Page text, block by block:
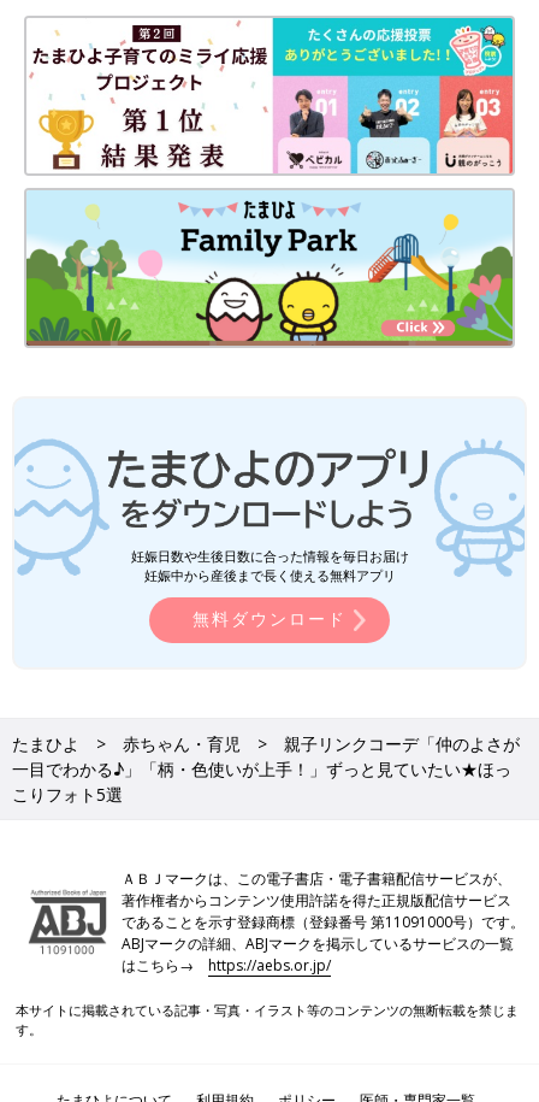
出典：Instagramアカウント「__3344g__」
SAORIさんは、こちらのリンクコーデを。ブルー×ホワイト縛り
でまとめたそうで、爽やかな印象ですよね。アイテムは違って
も、2色でまとまり感を出しているハイセンスコーデ！これはマ
ネしたくなりますね♪
しまむら、バースデイetc.「保育園着に
最適」「今すぐゲットして！」元子ども
服販売員ライターが選ぶ！ヘビロテ確実
の裏毛トレーナー5選
肌寒い日が増え、トレーナーが大活躍する季節
になってきましたね。トレーナーは保育園着な
の魅力やおすすめコーデについてもお伝えしま
す♪
アイテムでまとめたり、色や柄でまとめたりと、家族が仲良く見
えるのがおそろいコーデの良いところ♪ ぜひこの秋冬も、好きな
お洋服でリンクコーデを楽しんでみてください。
(文・水川ちさ)
●記事内容でご紹介している投稿、リンク先は、削除される場合
があります。あらかじめご了承ください。
●記事の内容は2024年10月の情報で、現在と異なる場合がありま
パレル店員ライター激推しアイテム4選
朝晩は少しずつ冷えてきましたね。ベストやカ
ーデ、ジャケットなど、羽織りアイテムはもう
ひともおすすめしたい「冷え対策アイテム」
と、おすすめのポイントや着方もいっしょにお
伝えします！
ふもふであったかい！」大人な羽織りア
イテム4選
少しずつ冷えてきましたね。朝晩は特に冷える
ようになり、暖かいアイテムが欲しい時期に！
ZARAとH＆Мから、高見えする羽織りがたくさ
デザインに一目ぼれすること間違いなしっ♪ 今
妊娠日数や生後日数に合った情報を毎日お届け
妊娠中から産後まで長く使える無料アプリ
無料ダウンロード
たまひよ 赤ちゃん・育児
親子リンクコーデ「仲のよさが
一目でわかる♪」「柄・色使いが上手！」ずっと見ていたい★ほっ
こりフォト5選
ＡＢＪマークは、この電子書店・電子書籍配信サービスが、
著作権者からコンテンツ使用許諾を得た正規版配信サービス
であることを示す登録商標（登録番号 第11091000号）です。
ABJマークの詳細、ABJマークを掲示しているサービスの一覧
はこちら→https://aebs.or.jp/
本サイトに掲載されている記事・写真・イラスト等のコンテンツの無断転載を禁じま
す。